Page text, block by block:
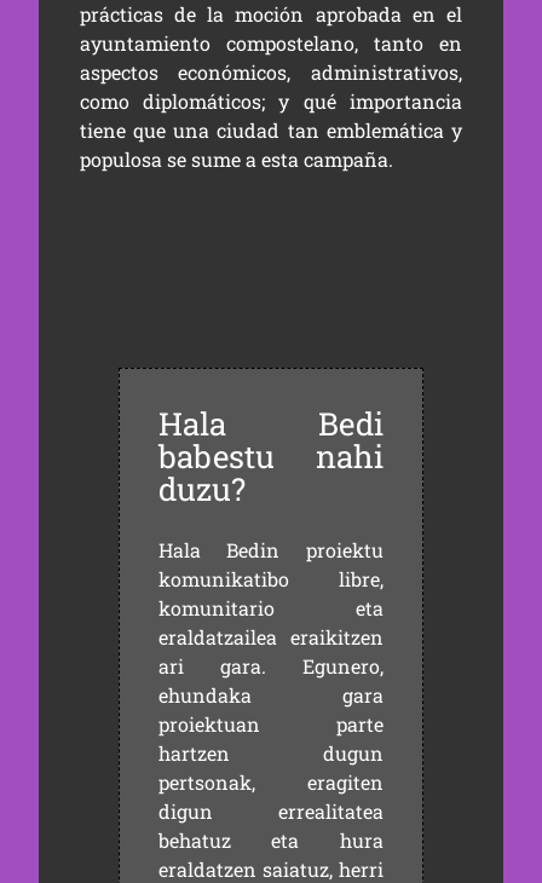
prácticas de la moción aprobada en el
ayuntamiento compostelano, tanto en
aspectos económicos, administrativos,
como diplomáticos; y qué importancia
tiene que una ciudad tan emblemática y
populosa se sume a esta campaña.
Hala Bedi
babestu nahi
duzu?
Hala Bedin proiektu
komunikatibo libre,
komunitario eta
eraldatzailea eraikitzen
ari gara. Egunero,
ehundaka gara
proiektuan parte
hartzen dugun
pertsonak, eragiten
digun errealitatea
behatuz eta hura
eraldatzen saiatuz, herri